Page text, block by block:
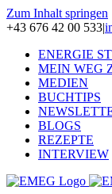
Zum Inhalt springen
+43 676 42 00 533|
ENERGIE
MEIN WEG
MEDIEN
BUCHTIPS
BLOGS
REZEPTE
INTERVIEW